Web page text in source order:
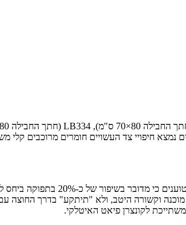
בין החידושים המוצעים בדגמים החדשים נמצא חיפויי צד